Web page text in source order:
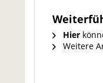
Hier
Weitere